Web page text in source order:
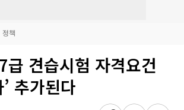
정책
급 견습시험 자격요건
추가된다